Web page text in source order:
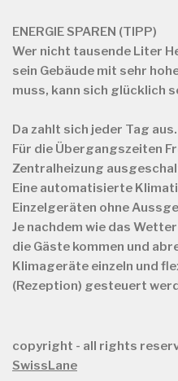
ENERGIE SPAREN (TIPP)
Wer nicht tausende Liter
sein Gebäude mit sehr
muss, kann sich glücklich
Da zahlt sich jeder Tag aus.
Für die Übergangszeiten
Zentralheizung
Eine automatisierte
Einzelgeräten ohne
Je nachdem wie das
die Gäste kommen und
Klimageräte einzeln und
(Rezeption) gesteuert
copyright - all rights
SwissLane